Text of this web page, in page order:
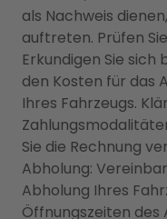
als Nachweis
auftreten. Prüfen
Erkundigen Sie
den Kosten für das
Ihres Fahrzeugs.
Sie die Rechnung
Abholung:
Abholung Ihres
Öffnungszeiten